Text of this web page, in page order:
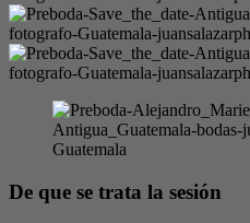
De que se trata la sesión